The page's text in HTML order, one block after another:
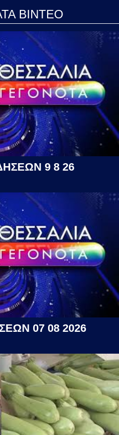
ΒΙΝΤΕΟ
9 8 26
07 08 2026